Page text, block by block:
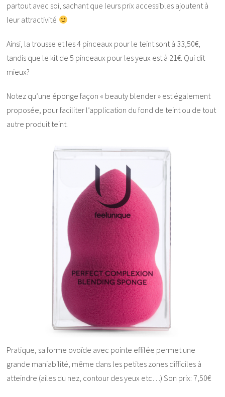
partout avec soi, sachant que leurs prix accessibles ajoutent à
leur attractivité
Ainsi, la trousse et les 4 pinceaux pour le teint sont à 33,50€,
tandis que le kit de 5 pinceaux pour les yeux est à 21€. Qui dit
mieux?
Notez qu’une éponge façon « beauty blender » est également
proposée, pour faciliter l’application du fond de teint ou de tout
autre produit teint.
Pratique, sa forme ovoïde avec pointe effilée permet une
grande maniabilité, même dans les petites zones difficiles à
atteindre (ailes du nez, contour des yeux etc…) Son prix: 7,50€